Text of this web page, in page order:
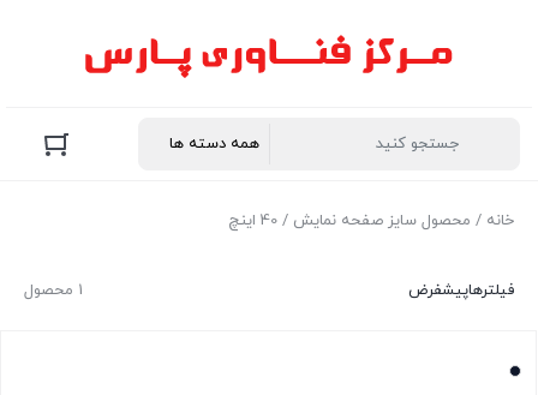
خانه / محصول سایز صفحه نمایش / 40 اینچ
1 محصول فیلترهاپیشفرض